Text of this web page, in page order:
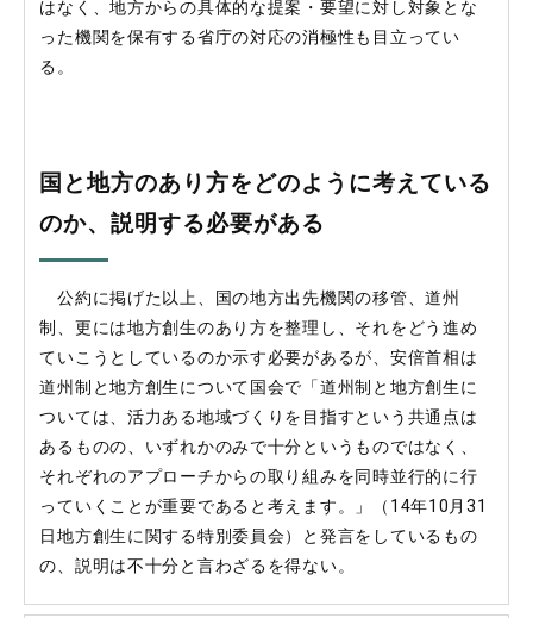
はなく、地方からの具体的な提案・要望に対し対象とな
った機関を保有する省庁の対応の消極性も目立ってい
る。
国と地方のあり方をどのように考えている
のか、説明する必要がある
公約に掲げた以上、国の地方出先機関の移管、道州
制、更には地方創生のあり方を整理し、それをどう進め
ていこうとしているのか示す必要があるが、安倍首相は
道州制と地方創生について国会で「道州制と地方創生に
ついては、活力ある地域づくりを目指すという共通点は
あるものの、いずれかのみで十分というものではなく、
それぞれのアプローチからの取り組みを同時並行的に行
っていくことが重要であると考えます。」（14年10月31
日地方創生に関する特別委員会）と発言をしているもの
の、説明は不十分と言わざるを得ない。